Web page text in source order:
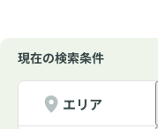
現在の検索条件
エリア